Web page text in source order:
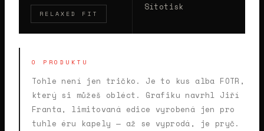
RELAXED FIT
Sítotisk
O PRODUKTU
Tohle není jen tričko. Je to kus alba FOTR,
který si můžeš obléct. Grafiku navrhl Jiří
Franta, limitovaná edice vyrobená jen pro
tuhle éru kapely — až se vyprodá,
je pryč.